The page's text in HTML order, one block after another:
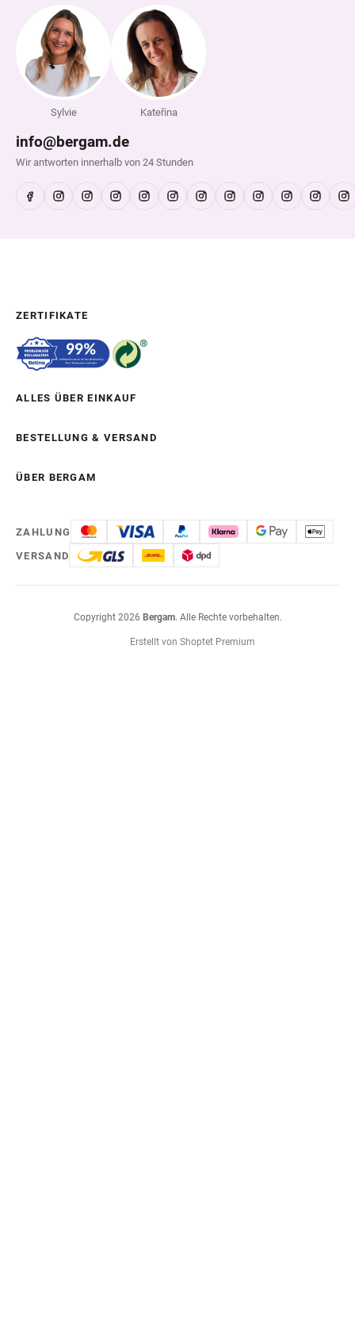
Sylvie Kateřina
info@bergam.de
Wir antworten innerhalb von 24 Stunden
ZERTIFIKATE
ALLES ÜBER EINKAUF
BESTELLUNG & VERSAND
ÜBER BERGAM
ZAHLUNG
VERSAND
Erstellt von Shoptet Premium
Copyright 2026 Bergam. Alle Rechte vorbehalten.